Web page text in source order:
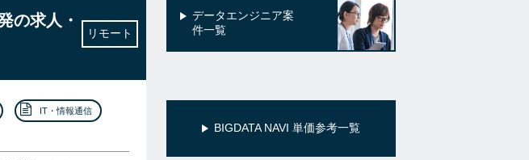
データエンジニア案
件一覧
BIGDATA NAVI 単価参考一覧
の求人・
リモート
IT・情報通信